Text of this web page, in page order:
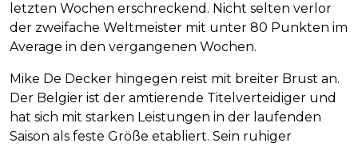
letzten Wochen erschreckend. Nicht selten verlor
der zweifache Weltmeister mit unter 80 Punkten im
Average in den vergangenen Wochen.
Mike De Decker hingegen reist mit breiter Brust an.
Der Belgier ist der amtierende Titelverteidiger und
hat sich mit starken Leistungen in der laufenden
Saison als feste Größe etabliert. Sein ruhiger